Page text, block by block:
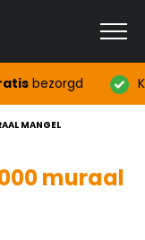
bezorgd
MANGEL
muraal